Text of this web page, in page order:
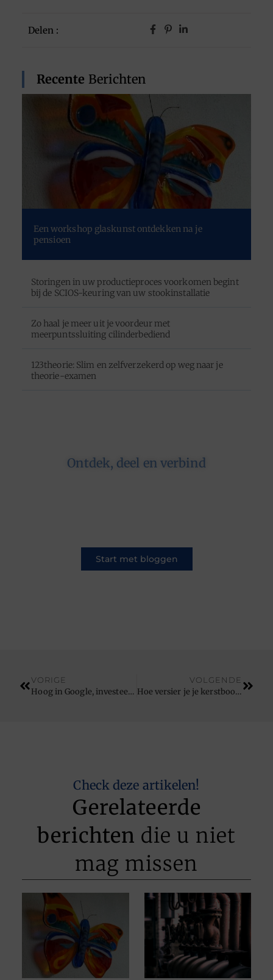
Delen :
Recente Berichten
Een workshop glaskunst ontdekken na je
pensioen
Storingen in uw productieproces voorkomen begint
bij de SCIOS-keuring van uw stookinstallatie
Zo haal je meer uit je voordeur met
meerpuntssluiting cilinderbediend
123theorie: Slim en zelfverzekerd op weg naar je
theorie-examen
Ontdek, deel en verbind
Start met bloggen
VORIGE
Hoog in Google, investeer in SEO
VOLGENDE
Hoe versier je je kerstboom
Check deze artikelen!
Gerelateerde
berichten die u niet
mag missen